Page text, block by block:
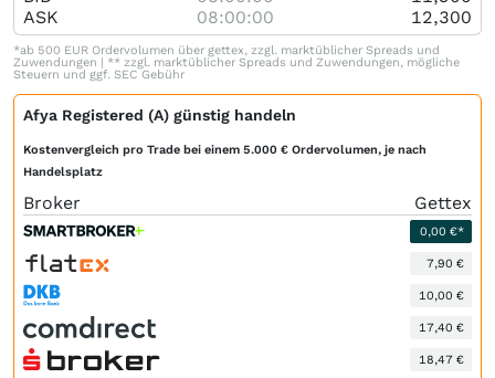
ASK
08:00:00 12,300
*ab 500 EUR Ordervolumen über gettex, zzgl. marktüblicher Spreads und
Zuwendungen | ** zzgl. marktüblicher Spreads und Zuwendungen, mögliche
Steuern und ggf. SEC Gebühr
Afya Registered (A) günstig handeln
Kostenvergleich pro Trade bei einem 5.000 € Ordervolumen, je nach
Handelsplatz
Broker Gettex
0,00 €*
7,90 €
10,00 €
17,40 €
18,47 €